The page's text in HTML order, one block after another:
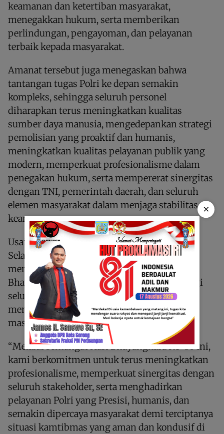
keamanan dan ketertiban masyarakat,
menegakkan hukum, serta memberikan
perlindungan, pengayoman, dan pelayanan
terbaik kepada masyarakat.
Amanat tersebut juga menegaskan bahwa
tantangan tugas Polri ke depan semakin
kompleks, sehingga seluruh personel
diharapkan terus meningkatkan kualitas
sumber daya manusia, mengedepankan strategi
pemolisian yang proaktif dan humanis,
meningkatkan kualitas pelayanan publik yang
modern, memperkuat profesionalisme dalam
penegakan hukum, serta mempererat sinergitas
dengan TNI, pemerintah daerah, dan seluruh
elemen masyarakat dalam menjaga stabilitas
keamanan.
Usai pelaksanaan upacara, Kapolres Sorong
Selatan AKBP Gleen Rooi Molle, S.I.K.
menyampaikan bahwa peringatan Hari
Bhayangkara Ke-80 menjadi momentum bagi
seluruh insan Bhayangkara untuk terus
memperkuat komitmen pengabdian kepada
masyarakat.
“Melalui semangat Hari Bhayangkara Ke-80 ini,
kami berkomitmen untuk terus meningkatkan
profesionalisme, memperkuat sinergitas dengan
seluruh stakeholder, serta menghadirkan
pelayanan Polri yang Presisi, humanis, dan
semakin dipercaya masyarakat demi terciptanya
situasi kamtibmas yang aman dan kondusif di
×